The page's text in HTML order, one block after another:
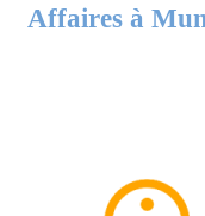
Affaires à